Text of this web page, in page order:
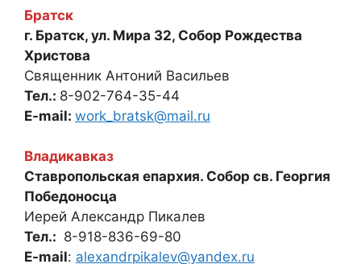
Братск
г. Братск, ул. Мира 32, Собор Рождества
Христова
Священник Антоний Васильев
Тел.: 8-902-764-35-44
E-mail: work_bratsk@mail.ru
Владикавказ
Ставропольская епархия. Собор св. Георгия
Победоносца
Иерей Александр Пикалев
Тел.: 8-918-836-69-80
E-mail: alexandrpikalev@yandex.ru